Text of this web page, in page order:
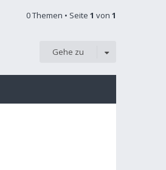
0 Themen • Seite 1 von 1
Gehe zu